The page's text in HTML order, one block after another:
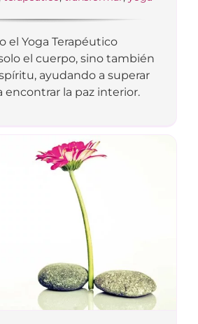
el Yoga Terapéutico
el cuerpo, sino también
ayudando a superar
encontrar la paz interior.